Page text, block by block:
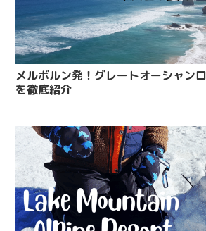
メルボルン発！グレートオーシャン
を徹底紹介